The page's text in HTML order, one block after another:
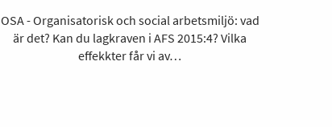
OSA - Organisatorisk och social arbetsmiljö: vad
är det? Kan du lagkraven i AFS 2015:4? Vilka
effekkter får vi av…